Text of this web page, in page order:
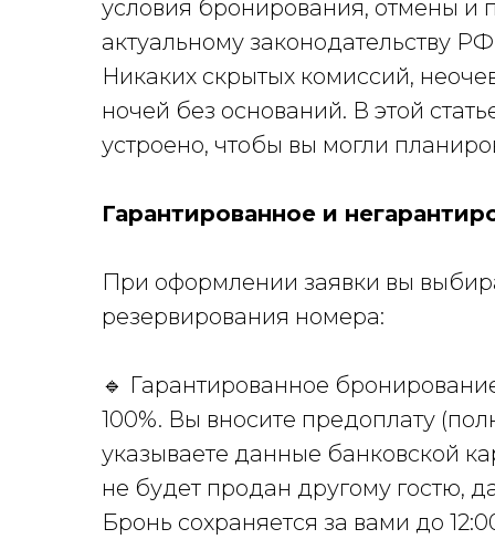
условия бронирования, отмены и
актуальному законодательству
Никаких скрытых комиссий,
ночей без оснований. В этой
устроено, чтобы вы могли
Гарантированное и
При оформлении заявки вы
резервирования номера:
🔹 Гарантированное
100%. Вы вносите предоплату
указываете данные банковской
не будет продан другому гостю,
Бронь сохраняется за вами до